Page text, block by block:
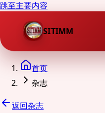
跳至主要内容
SITIMM
首页
杂志
返回杂志